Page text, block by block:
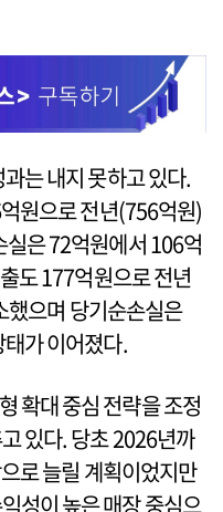
는 내지 못하고 있다.
원으로 전년(756억원)
은 72억원에서 106억
도 177억원으로 전년
으며 당기순손실은
가 이어졌다.
확대 중심 전략을 조정
있다. 당초 2026년까
로 늘릴 계획이었지만
성이 높은 매장 중심으